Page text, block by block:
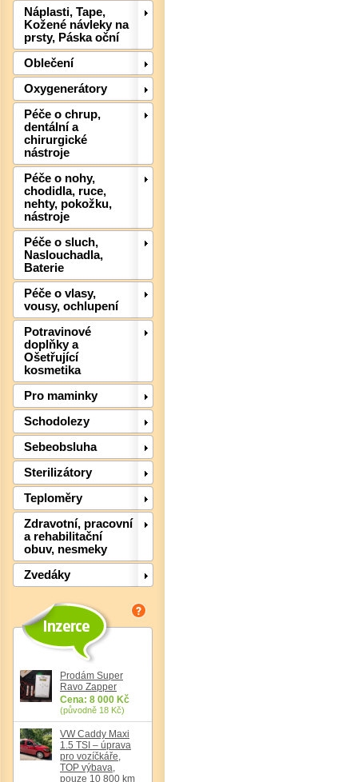
Náplasti, Tape,
Kožené návleky na
prsty, Páska oční
Oblečení
Oxygenerátory
Péče o chrup,
dentální a
chirurgické
nástroje
Péče o nohy,
chodidla, ruce,
nehty, pokožku,
nástroje
Péče o sluch,
Naslouchadla,
Baterie
Péče o vlasy,
vousy, ochlupení
Potravinové
doplňky a
Ošetřující
kosmetika
Pro maminky
Schodolezy
Sebeobsluha
Sterilizátory
Teploměry
Zdravotní, pracovní
a rehabilitační
obuv, nesmeky
Zvedáky
Prodám Super
Ravo Zapper
Cena: 8 000 Kč
(původně 18 Kč)
VW Caddy Maxi
1.5 TSI – úprava
pro vozíčkáře,
TOP výbava,
pouze 10 800 km